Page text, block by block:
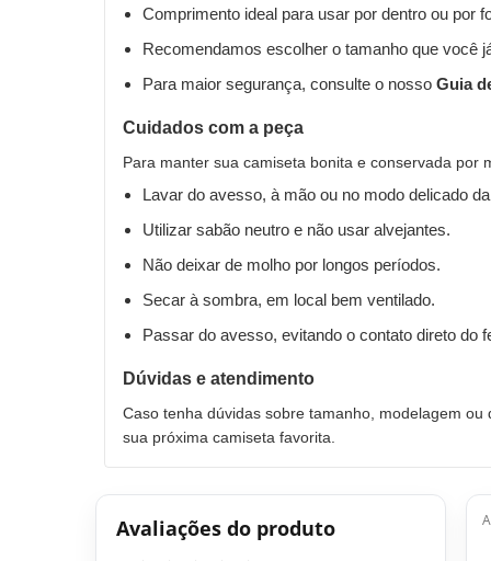
Comprimento ideal para usar por dentro ou por
Recomendamos escolher o tamanho que você
Para maior segurança, consulte o nosso Guia
Cuidados com a peça
Para manter sua camiseta bonita e conservada por
Lavar do avesso, à mão ou no modo delicado
Utilizar sabão neutro e não usar alvejantes.
Não deixar de molho por longos períodos.
Secar à sombra, em local bem ventilado.
Passar do avesso, evitando o contato direto do
Dúvidas e atendimento
Caso tenha dúvidas sobre tamanho, modelagem
sua próxima camiseta favorita.
Avaliações do produto